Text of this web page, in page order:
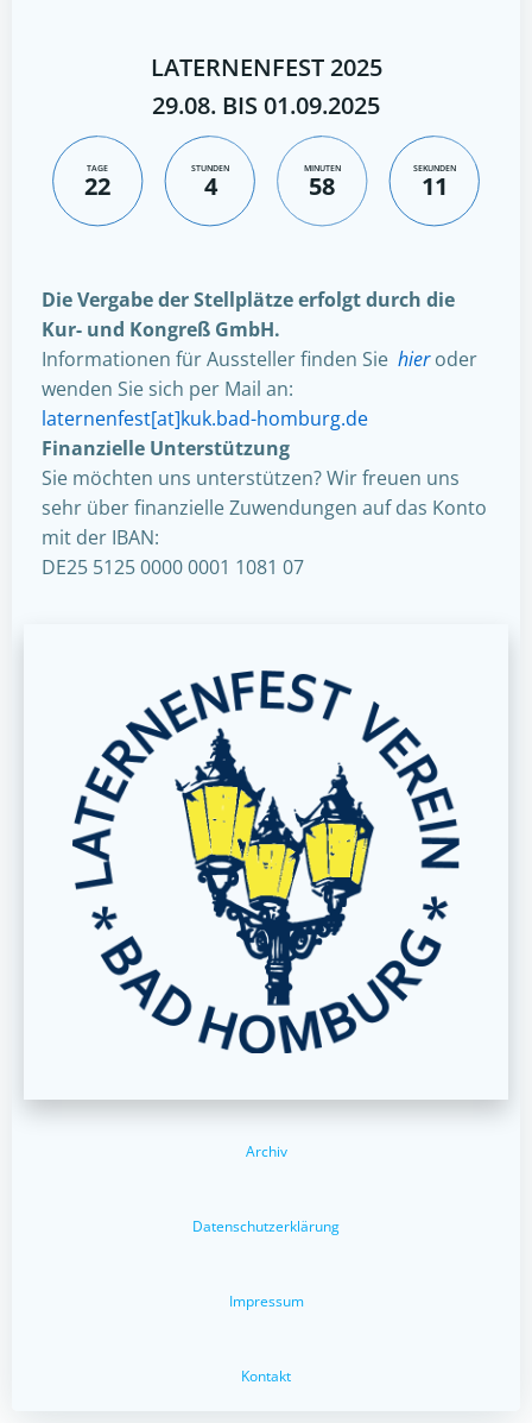
LATERNENFEST 2025
29.08. BIS 01.09.2025
TAGE
22
STUNDEN
4
MINUTEN
58
SEKUNDEN
10
Die Vergabe der Stellplätze erfolgt durch die
Kur- und Kongreß GmbH.
Informationen für Aussteller finden Sie hieroder
wenden Sie sich per Mail an:
laternenfest[at]kuk.bad-homburg.de
Finanzielle Unterstützung
Sie möchten uns unterstützen? Wir freuen uns
sehr über finanzielle Zuwendungen auf das Konto
mit der IBAN:
DE25 5125 0000 0001 1081 07
Archiv
Datenschutzerklärung
Impressum
Kontakt